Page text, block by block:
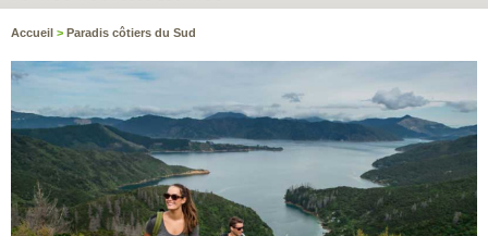
Accueil > Paradis côtiers du Sud